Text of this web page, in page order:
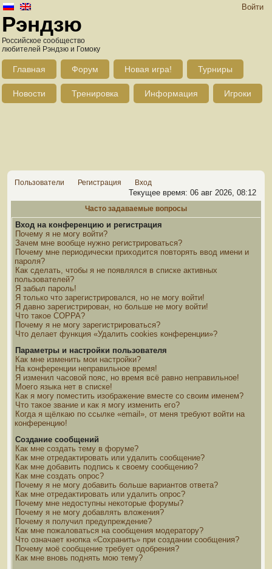
Войти
Рэндзю
Российское сообщество
любителей Рэндзю и Гомоку
Главная Форум Новая игра! Турниры
Новости Тренировка Информация Игроки
Пользователи Регистрация Вход
Текущее время: 06 авг 2026, 08:12
Часто задаваемые вопросы
Вход на конференцию и регистрация
Почему я не могу войти?
Зачем мне вообще нужно регистрироваться?
Почему мне периодически приходится повторять ввод имени и
пароля?
Как сделать, чтобы я не появлялся в списке активных
пользователей?
Я забыл пароль!
Я только что зарегистрировался, но не могу войти!
Я давно зарегистрирован, но больше не могу войти!
Что такое COPPA?
Почему я не могу зарегистрироваться?
Что делает функция «Удалить cookies конференции»?
Параметры и настройки пользователя
Как мне изменить мои настройки?
На конференции неправильное время!
Я изменил часовой пояс, но время всё равно неправильное!
Моего языка нет в списке!
Как я могу поместить изображение вместе со своим именем?
Что такое звание и как я могу изменить его?
Когда я щёлкаю по ссылке «email», от меня требуют войти на
конференцию!
Создание сообщений
Как мне создать тему в форуме?
Как мне отредактировать или удалить сообщение?
Как мне добавить подпись к своему сообщению?
Как мне создать опрос?
Почему я не могу добавить больше вариантов ответа?
Как мне отредактировать или удалить опрос?
Почему мне недоступны некоторые форумы?
Почему я не могу добавлять вложения?
Почему я получил предупреждение?
Как мне пожаловаться на сообщения модератору?
Что означает кнопка «Сохранить» при создании сообщения?
Почему моё сообщение требует одобрения?
Как мне вновь поднять мою тему?